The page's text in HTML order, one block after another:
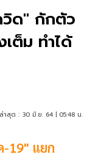
วิด" กักตัว
ต็ม ทำได้
าสุด : 30 มิ.ย. 64 | 05:48 น.
19" แยก